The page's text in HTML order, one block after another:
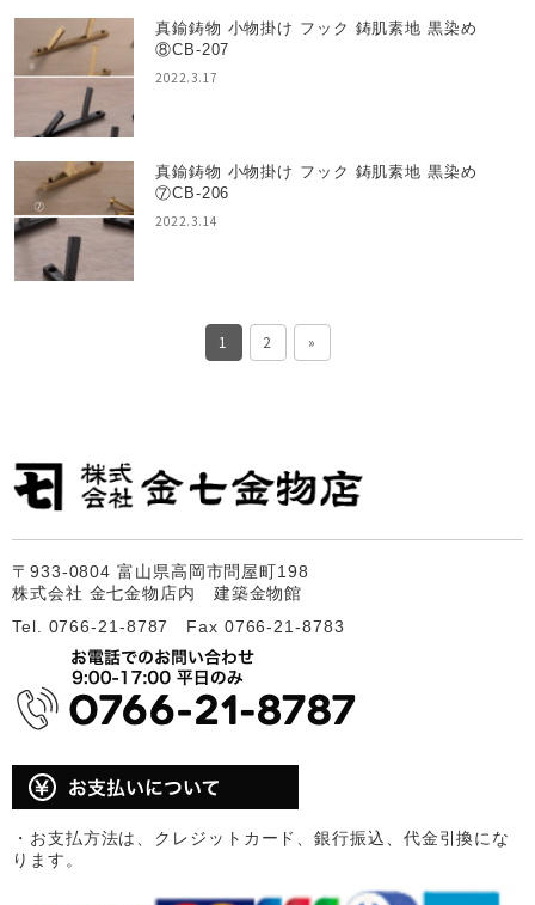
真鍮鋳物 小物掛け フック 鋳肌素地 黒染め
⑧CB-207
2022.3.17
真鍮鋳物 小物掛け フック 鋳肌素地 黒染め
⑦CB-206
2022.3.14
1 2 »
〒933-0804 富山県高岡市問屋町198
株式会社 金七金物店内 建築金物館
Tel. 0766-21-8787 Fax 0766-21-8783
・お支払方法は、クレジットカード、銀行振込、代金引換にな
ります。